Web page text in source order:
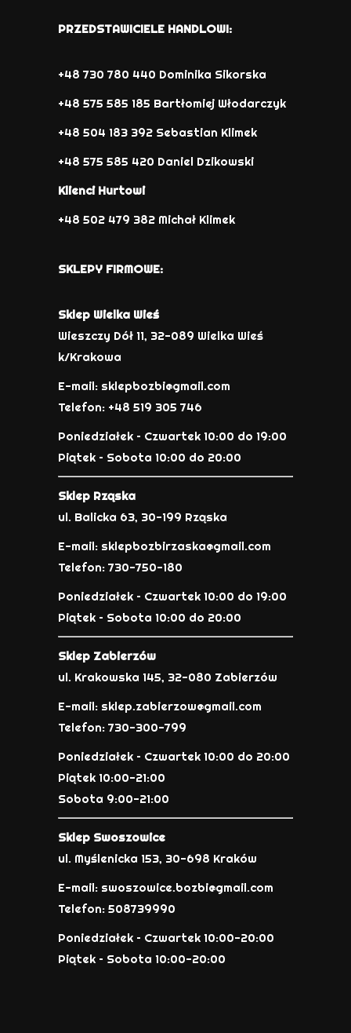
PRZEDSTAWICIELE HANDLOWI:
+48 730 780 440 Dominika Sikorska
+48 575 585 185 Bartłomiej Włodarczyk
+48 504 183 392 Sebastian Klimek
+48 575 585 420 Daniel Dzikowski
Klienci Hurtowi
+48 502 479 382 Michał Klimek
SKLEPY FIRMOWE:
Sklep Wielka Wieś
Wieszczy Dół 11, 32-089 Wielka Wieś
k/Krakowa
E-mail: sklepbozbi@gmail.com
Telefon: +48 519 305 746
Poniedziałek – Czwartek 10:00 do 19:00
Piątek – Sobota 10:00 do 20:00
Sklep Rząska
ul. Balicka 63, 30-199 Rząska
E-mail: sklepbozbirzaska@gmail.com
Telefon: 730-750-180
Poniedziałek – Czwartek 10:00 do 19:00
Piątek – Sobota 10:00 do 20:00
Sklep Zabierzów
ul. Krakowska 145, 32-080 Zabierzów
E-mail: sklep.zabierzow@gmail.com
Telefon: 730-300-799
Poniedziałek – Czwartek 10:00 do 20:00
Piątek 10:00-21:00
Sobota 9:00-21:00
Sklep Swoszowice
ul. Myślenicka 153, 30-698 Kraków
E-mail: swoszowice.bozbi@gmail.com
Telefon: 508739990
Poniedziałek – Czwartek 10:00-20:00
Piątek – Sobota 10:00-20:00